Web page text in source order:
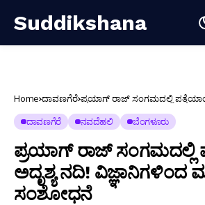
Suddikshana
Home ದಾವಣಗೆರೆ ಪ್ರಯಾಗ್‌ ರಾಜ್ ಸಂಗಮದಲ್ಲಿ
ದಾವಣಗೆರೆ ನವದೆಹಲಿ ಬೆಂಗಳೂರು
ಪ್ರಯಾಗ್‌ ರಾಜ್ ಸಂಗಮದಲ್ಲಿ
ಅದೃಶ್ಯ ನದಿ! ವಿಜ್ಞಾನಿಗಳಿಂದ
ಸಂಶೋಧನೆ